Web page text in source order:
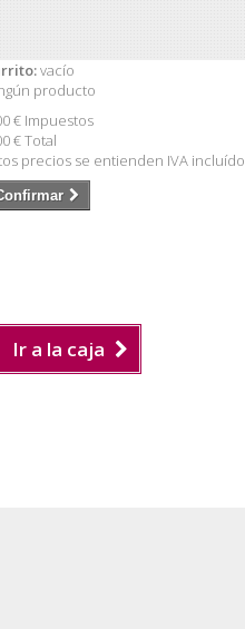
vacío
producto
€ Impuestos
€Total
precios se entienden IVA incluído
Ir a la caja